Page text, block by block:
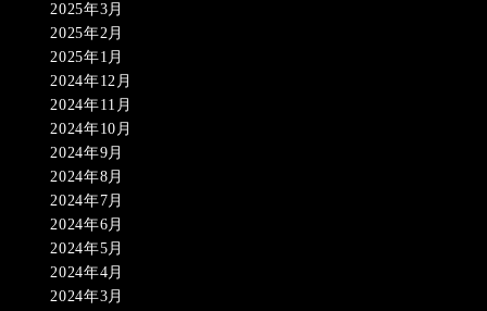
2025年3月
2025年2月
2025年1月
2024年12月
2024年11月
2024年10月
2024年9月
2024年8月
2024年7月
2024年6月
2024年5月
2024年4月
2024年3月